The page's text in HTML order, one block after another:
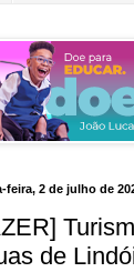
feira, 2 de julho de
de